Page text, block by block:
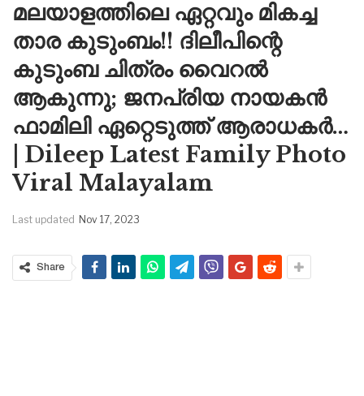
മലയാളത്തിലെ ഏറ്റവും മികച്ച
താര കുടുംബം!! ദിലീപിന്റെ
കുടുംബ ചിത്രം വൈറൽ
ആകുന്നു; ജനപ്രിയ നായകൻ
ഫാമിലി ഏറ്റെടുത്ത് ആരാധകർ…
| Dileep Latest Family Photo
Viral Malayalam
Last updated Nov 17, 2023
Share